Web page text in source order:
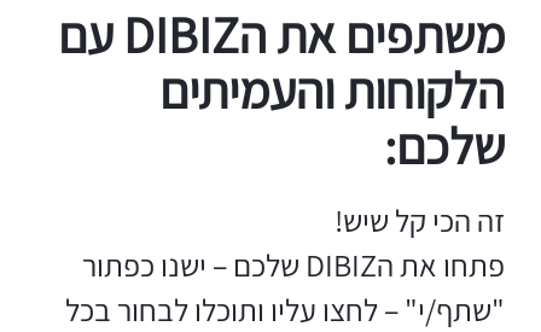
משתפים את הDIBIZ עם
הלקוחות והעמיתים
שלכם:
זה הכי קל שיש!
פתחו את הDIBIZ שלכם – ישנו כפתור
"שתף/י" – לחצו עליו ותוכלו לבחור בכל